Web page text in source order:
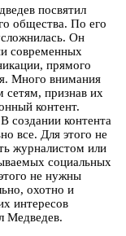
посвятил
общества. По его
Он
современных
прямого
Много внимания
сетям, признав их
контент.
создании контента
все. Для этого не
журналистом или
социальных
не нужны
охотно и
интересов
Медведев.